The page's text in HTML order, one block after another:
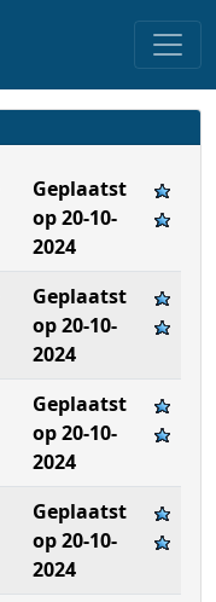
Geplaatst
op 20-10-
2024
Geplaatst
op 20-10-
2024
Geplaatst
op 20-10-
2024
Geplaatst
op 20-10-
2024